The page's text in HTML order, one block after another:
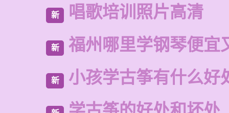
新 唱歌培训照片高清
新 福州哪里学钢琴便宜
新 小孩学古筝有什么好